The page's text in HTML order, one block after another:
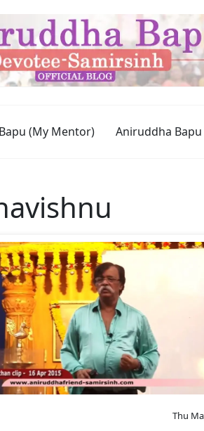
(My Mentor) Aniruddha
Thu